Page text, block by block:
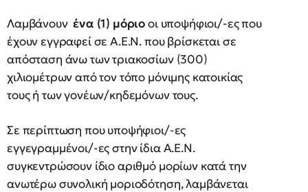
Λαμβάνουν ένα (1) μόριοοι υποψήφιοι/-ες που
έχουν εγγραφεί σε Α.Ε.Ν. που βρίσκεται σε
απόσταση άνω των τριακοσίων (300)
χιλιομέτρων από τον τόπο μόνιμης κατοικίας
τους ή των γονέων/κηδεμόνων τους.
Σε περίπτωση που υποψήφιοι/-ες
εγγεγραμμένοι/-ες στην ίδια Α.Ε.Ν.
συγκεντρώσουν ίδιο αριθμό μορίων κατά την
ανωτέρω συνολική μοριοδότηση, λαμβάνεται